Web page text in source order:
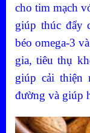
cho tim mạch
giúp thúc đẩy
béo omega-3
gia, tiêu thụ
giúp cải thiện
đường và giúp